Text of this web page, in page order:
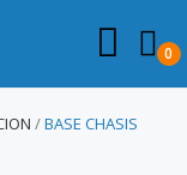
0
BASE CHASIS